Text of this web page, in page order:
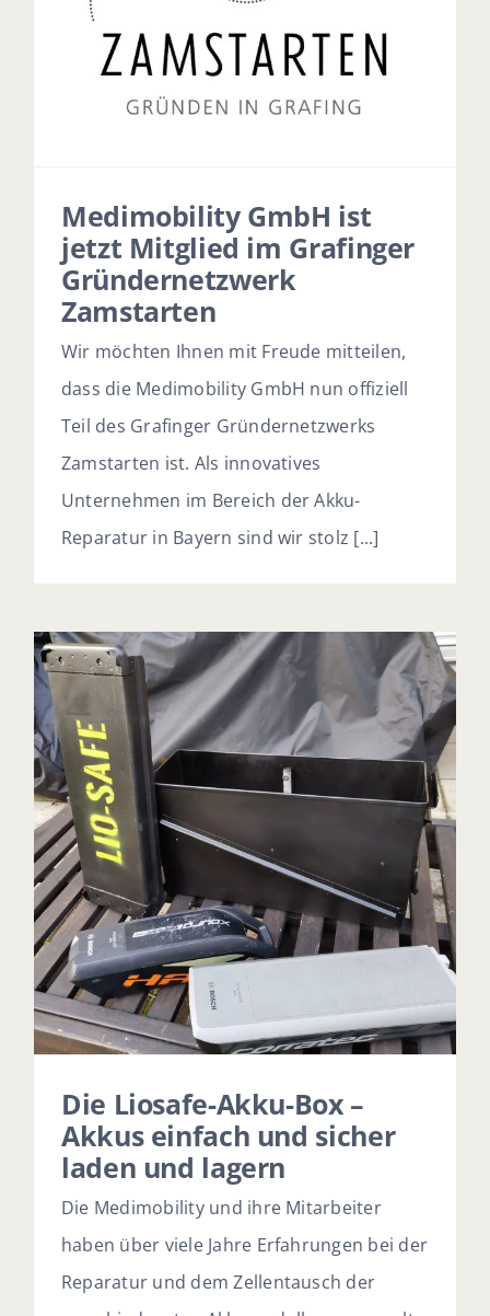
Medimobility GmbH ist
jetzt Mitglied im Grafinger
Gründernetzwerk
Zamstarten
Wir möchten Ihnen mit Freude mitteilen,
dass die Medimobility GmbH nun offiziell
Teil des Grafinger Gründernetzwerks
Zamstarten ist. Als innovatives
Unternehmen im Bereich der Akku-
Reparatur in Bayern sind wir stolz [...]
Die Liosafe-Akku-Box –
Akkus einfach und sicher
laden und lagern
Die Medimobility und ihre Mitarbeiter
haben über viele Jahre Erfahrungen bei der
Reparatur und dem Zellentausch der